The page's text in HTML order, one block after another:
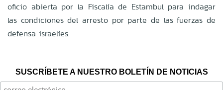
oficio abierta por la Fiscalía de Estambul para indagar
las condiciones del arresto por parte de las fuerzas de
defensa israelíes.
SUSCRÍBETE A NUESTRO BOLETÍN DE NOTICIAS